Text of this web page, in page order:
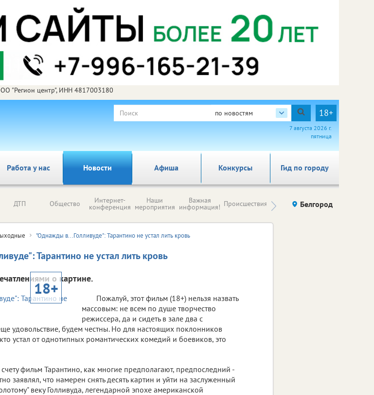
"Регион центр", ИНН 4817003180
по новостям 18+
7 августа 2026 г.
пятница
Работа у нас Новости Афиша Гид по городу
Конкурсы
ДТП Общество Интернет-
конференция
Наши
мероприятия
Важная
информация! Происшествия Здоровье компаний (на
правах
Белгород
"Однажды в...Голливуде": Тарантино не устал лить кровь
Тарантино не устал лить кровь
о картине.
18+
Пожалуй, этот фильм (18+) нельзя назвать
массовым: не всем по душе творчество
режиссера, да и сидеть в зале два с
удовольствие, будем честны. Но для настоящих поклонников
устал от однотипных романтических комедий и боевиков, это
фильм Тарантино, как многие предполагают, предпоследний -
заявлял, что намерен снять десять картин и уйти на заслуженный
веку Голливуда, легендарной эпохе американской